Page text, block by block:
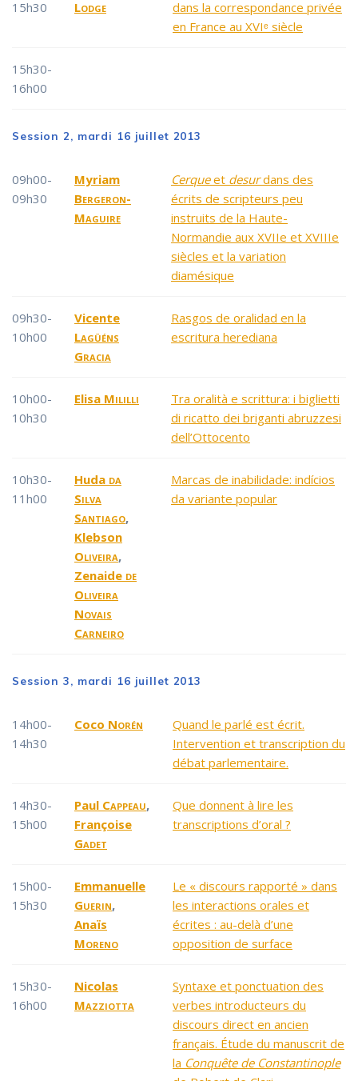
15h30
Lodge
dans la correspondance privée
en France au XVIᵉ siècle
15h30-
16h00
Session 2, mardi 16 juillet 2013
09h00-
09h30
Myriam
Bergeron-
Maguire
Cerqueet desurdans des
écrits de scripteurs peu
instruits de la Haute-
Normandie aux XVIIe et XVIIIe
siècles et la variation
diamésique
09h30-
10h00
Vicente
Lagüéns
Gracia
Rasgos de oralidad en la
escritura herediana
10h00-
10h30
Elisa Mililli
Tra oralità e scrittura: i biglietti
di ricatto dei briganti abruzzesi
dell’Ottocento
10h30-
11h00
Huda da
Silva
Santiago,
Klebson
Oliveira,
Zenaide de
Oliveira
Novais
Carneiro
Marcas de inabilidade: indícios
da variante popular
Session 3, mardi 16 juillet 2013
14h00-
14h30
Coco Norén
Quand le parlé est écrit.
Intervention et transcription du
débat parlementaire.
14h30-
15h00
Paul Cappeau,
Françoise
Gadet
Que donnent à lire les
transcriptions d’oral ?
15h00-
15h30
Emmanuelle
Guerin,
Anaïs
Moreno
Le « discours rapporté » dans
les interactions orales et
écrites : au-delà d’une
opposition de surface
15h30-
16h00
Nicolas
Mazziotta
Syntaxe et ponctuation des
verbes introducteurs du
discours direct en ancien
français. Étude du manuscrit de
la Conquête de Constantinople